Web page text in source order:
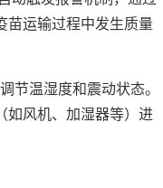
苗运输过程中发生质量
节温湿度和震动状态。
如风机、加湿器等）进